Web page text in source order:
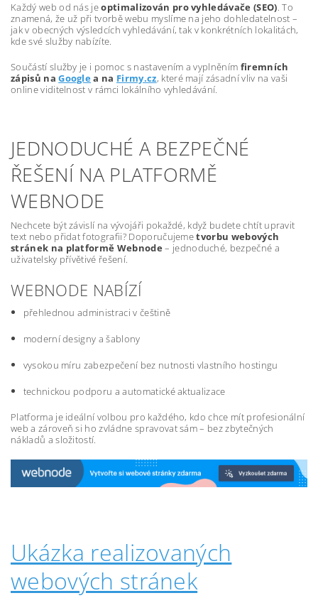
Každý web od nás jeoptimalizován pro vyhledávače (SEO). To
znamená, že už při tvorbě webu myslíme na jeho dohledatelnost –
jak v obecných výsledcích vyhledávání, tak v konkrétních lokalitách,
kde své služby nabízíte.
Součástí služby je i pomoc s nastavením a vyplněním firemních
zápisů naGooglea na Firmy.cz, které mají zásadní vliv na vaši
online viditelnost v rámci lokálního vyhledávání.
JEDNODUCHÉ A BEZPEČNÉ
ŘEŠENÍ NA PLATFORMĚ
WEBNODE
Nechcete být závislí na vývojáři pokaždé, když budete chtít upravit
text nebo přidat fotografii? Doporučujemetvorbu webových
stránek na platformě Webnode – jednoduché, bezpečné a
uživatelsky přívětivé řešení.
WEBNODE NABÍZÍ
přehlednou administraci v češtině
moderní designy a šablony
vysokou míru zabezpečení bez nutnosti vlastního hostingu
technickou podporu a automatické aktualizace
Platforma je ideální volbou pro každého, kdo chce mít profesionální
web a zároveň si ho zvládne spravovat sám – bez zbytečných
nákladů a složitostí.
Ukázka realizovaných
webových stránek